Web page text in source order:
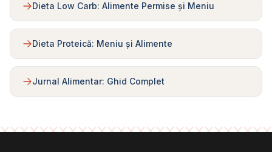
Dieta Low Carb: Alimente Permise și Meniu
Dieta Proteică: Meniu și Alimente
Jurnal Alimentar: Ghid Complet